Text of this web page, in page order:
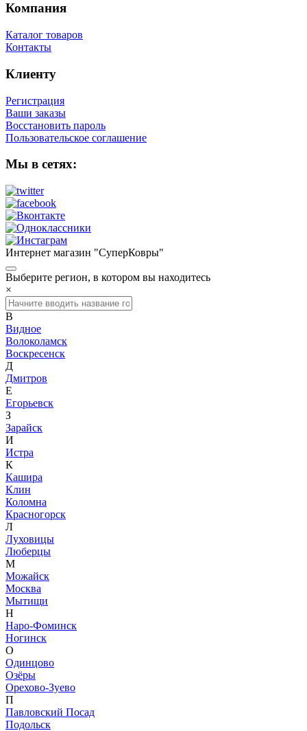
Компания
Каталог товаров
Контакты
Клиенту
Регистрация
Ваши заказы
Восстановить пароль
Пользовательское соглашение
Мы в сетях:
Интернет магазин "СуперКовры"
Выберите регион, в котором вы находитесь
×
В
Видное
Волоколамск
Воскресенск
Д
Дмитров
Е
Егорьевск
З
Зарайск
И
Истра
К
Кашира
Клин
Коломна
Красногорск
Л
Луховицы
Люберцы
М
Можайск
Москва
Мытищи
Н
Наро-Фоминск
Ногинск
О
Одинцово
Озёры
Орехово-Зуево
П
Павловский Посад
Подольск